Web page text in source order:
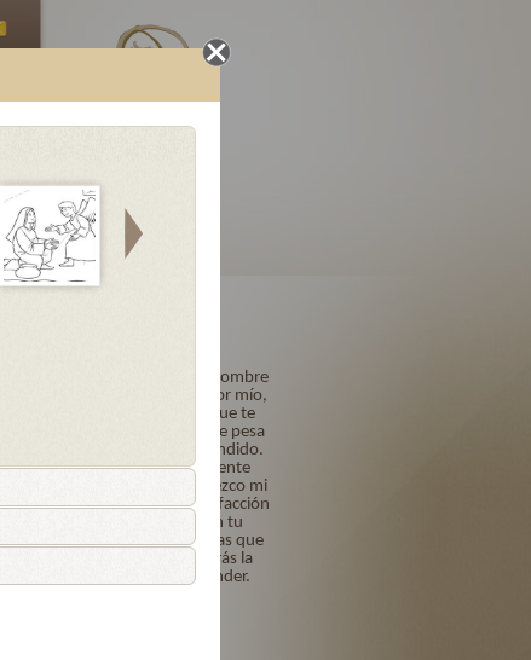
Letanías
Señor mío Jesucristo, Dios y Hombre
verdadero, Creador y Redentor mío,
por ser Tú quien eres y porque te
amo sobre todas las cosas, me pesa
de todo corazón haberte ofendido.
Quiero y propongo firmemente
confesarme a su tiempo. Ofrezco mi
vida, obras y trabajos en satisfacción
de mis pecados y confío en tu
bondad y misericordia infinitas que
me los perdonarás y me darás la
gracia para no volverte ofender.